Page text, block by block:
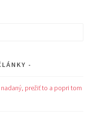
prežiť to a popri tom